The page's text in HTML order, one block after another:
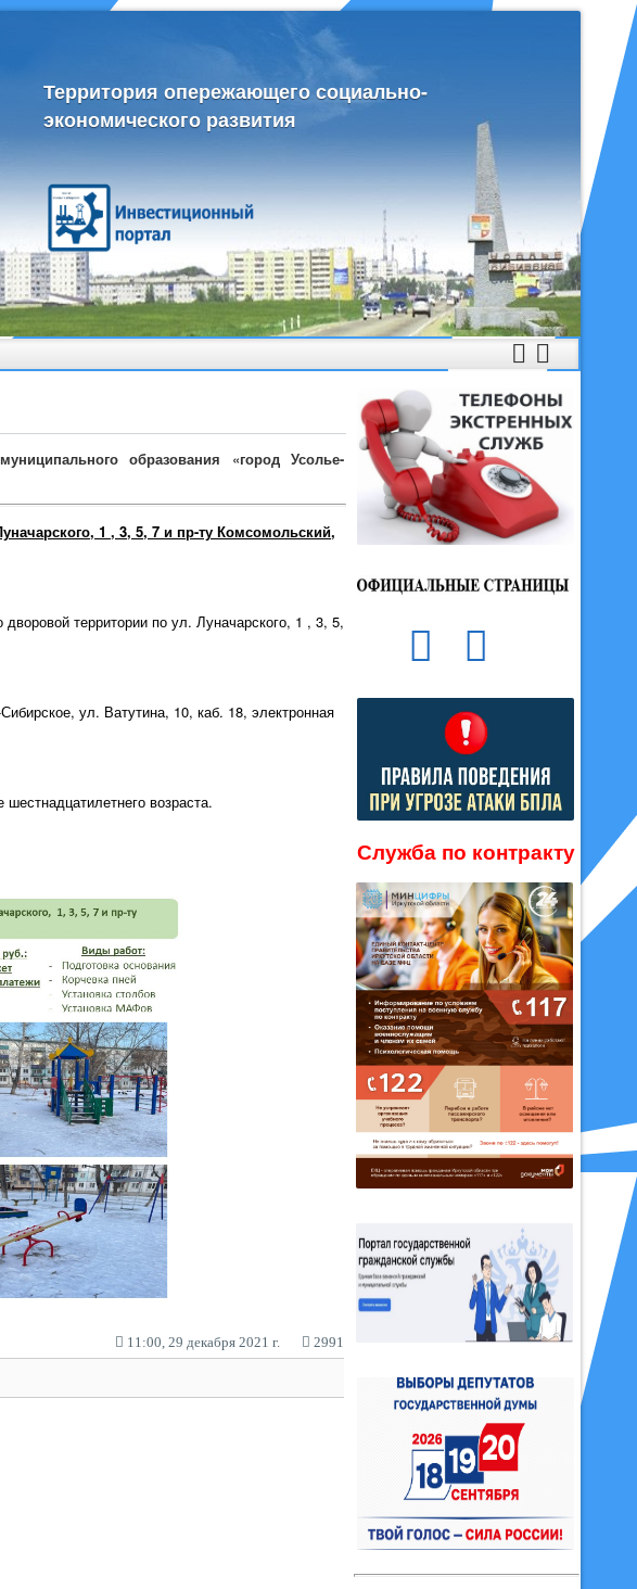
Территория опережающего социально-
экономического развития
образования «город Усолье-
1 , 3, 5, 7 и пр-ту Комсомольский,
территории по ул. Луначарского, 1 , 3, 5,
ул. Ватутина, 10, каб. 18, электронная
возраста.
11:00, 29 декабря 2021 г. 2991
Служба по контракту